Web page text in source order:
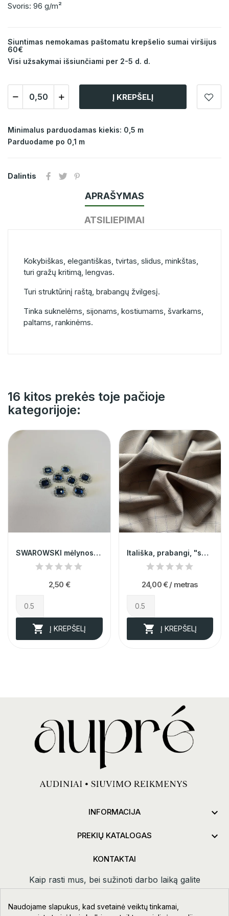
Svoris: 96 g/m²
Siuntimas nemokamas paštomatu krepšelio sumai viršijus
60€
Visi užsakymai išsiunčiami per 2-5 d. d.
Į KREPŠELĮ
Minimalus parduodamas kiekis: 0,5 m
Parduodame po 0,1 m
Dalintis
APRAŠYMAS
ATSILIEPIMAI
Kokybiškas, elegantiškas, tvirtas, slidus, minkštas,
turi gražų kritimą, lengvas.
Turi struktūrinį raštą, brabangų žvilgesį.
Tinka suknelėms, sijonams, kostiumams, švarkams,
paltams, rankinėms.
16 kitos prekės toje pačioje
kategorijoje:
SWAROWSKI mėlynos sagos 013249
2,50 €
 Į KREPŠELĮ
Itališka, prabangi, "smėlio" spalvos languota...
24,00 € / metras
 Į KREPŠELĮ
INFORMACIJA 
PREKIŲ KATALOGAS 
KONTAKTAI
Kaip rasti mus, bei sužinoti darbo laiką galite
paspauduskontaktai.
Taikos pr. 111-109, Klaipėda
Naudojame slapukus, kad svetainė veiktų tinkamai,